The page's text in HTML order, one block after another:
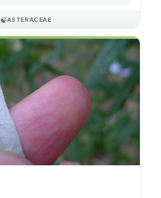
🍃ASTERACEAE